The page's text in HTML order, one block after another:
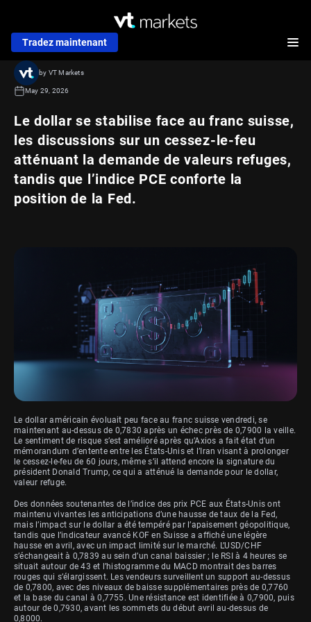
Tradez maintenant
Le dollar se stabilise face au franc suisse,
les discussions sur un cessez-le-feu
atténuant la demande de valeurs refuges,
tandis que l’indice PCE conforte la
position de la Fed.
by VT Markets
May 29, 2026
Le dollar américain évoluait peu face au franc suisse vendredi, se
maintenant au-dessus de 0,7830 après un échec près de 0,7900 la veille.
Le sentiment de risque s’est amélioré après qu’Axios a fait état d’un
mémorandum d’entente entre les États-Unis et l’Iran visant à prolonger
le cessez-le-feu de 60 jours, même s’il attend encore la signature du
président Donald Trump, ce qui a atténué la demande pour le dollar,
valeur refuge.
Des données soutenantes de l’indice des prix PCE aux États-Unis ont
maintenu vivantes les anticipations d’une hausse de taux de la Fed,
mais l’impact sur le dollar a été tempéré par l’apaisement géopolitique,
tandis que l’indicateur avancé KOF en Suisse a affiché une légère
hausse en avril, avec un impact limité sur le marché. L’USD/CHF
s’échangeait à 0,7839 au sein d’un canal baissier ; le RSI à 4 heures se
situait autour de 43 et l’histogramme du MACD montrait des barres
rouges qui s’élargissent. Les vendeurs surveillent un support au-dessus
de 0,7800, avec des niveaux de baisse supplémentaires près de 0,7760
et la base du canal à 0,7755. Une résistance est identifiée à 0,7900, puis
autour de 0,7930, avant les sommets du début avril au-dessus de
0,8000.